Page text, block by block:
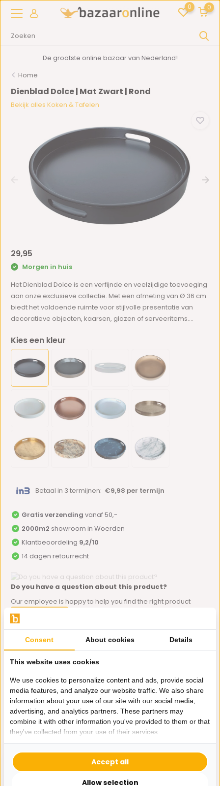
0 0
De grootste online bazaar van Nederland!
Home
Dienblad Dolce | Mat Zwart | Rond
Bekijk alles Koken & Tafelen
29,95
Morgen in huis
Het Dienblad Dolce is een verfijnde en veelzijdige toevoeging
aan onze exclusieve collectie. Met een afmeting van Ø 36 cm
biedt het voldoende ruimte voor stijlvolle presentatie van
decoratieve objecten, kaarsen, glazen of serveeritems....
Kies een kleur
Betaal in 3 termijnen: €9,98 per termijn
Gratis verzending vanaf 50,-
2000m2 showroom in Woerden
Klantbeoordeling 9,2/10
14 dagen retourrecht
Do you have a question about this product?
Our employee is happy to help you find the right product
Productomschrijving
Specificaties
Delen
Eerder bekeken door jou
Consent About cookies Details
This website uses cookies
We use cookies to personalize content and ads, provide social
media features, and analyze our website traffic. We also share
information about your use of our site with our social media,
advertising, and analytics partners. These partners may
combine it with other information you've provided to them or that
they've collected from your use of their services.
Allow selection
Accept all